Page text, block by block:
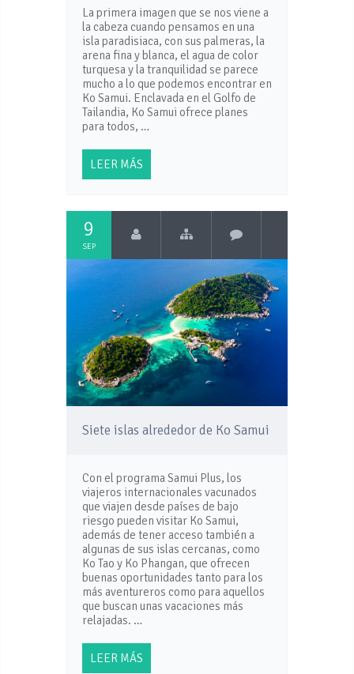
La primera imagen que se nos viene a
la cabeza cuando pensamos en una
isla paradisiaca, con sus palmeras, la
arena fina y blanca, el agua de color
turquesa y la tranquilidad se parece
mucho a lo que podemos encontrar en
Ko Samui. Enclavada en el Golfo de
Tailandia, Ko Samui ofrece planes
para todos, …
LEER MÁS
9
SEP
Siete islas alrededor de Ko Samui
Con el programa Samui Plus, los
viajeros internacionales vacunados
que viajen desde países de bajo
riesgo pueden visitar Ko Samui,
además de tener acceso también a
algunas de sus islas cercanas, como
Ko Tao y Ko Phangan, que ofrecen
buenas oportunidades tanto para los
más aventureros como para aquellos
que buscan unas vacaciones más
relajadas. …
LEER MÁS